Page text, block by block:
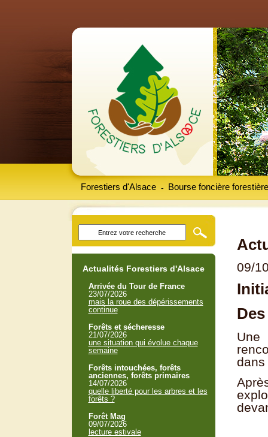
Forestiers d'Alsace Bourse foncière forestière
-
09/
dans
Actualités Forestiers d'Alsace
Arrivée du Tour de France
23/07/2026
mais la roue des dépérissements
continue
Forêts et sécheresse
21/07/2026
une situation qui évolue chaque
semaine
Forêts intouchées, forêts
anciennes, forêts primaires
14/07/2026
quelle liberté pour les arbres et les
forêts ?
Forêt Mag
09/07/2026
lecture estivale